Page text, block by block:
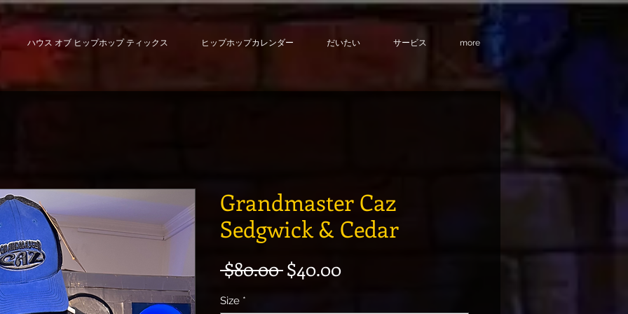
ハウス オブ ヒップホップ ティックス ヒップホップカレンダー だいたい サービス more
Grandmaster Caz
Sedgwick & Cedar
$80.00 通常価格
$40.00セール価格
Size *